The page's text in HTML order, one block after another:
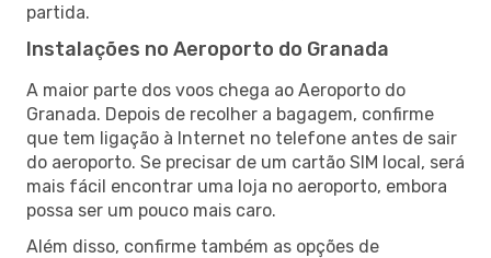
partida.
Instalações no Aeroporto do Granada
A maior parte dos voos chega ao Aeroporto do
Granada. Depois de recolher a bagagem, confirme
que tem ligação à Internet no telefone antes de sair
do aeroporto. Se precisar de um cartão SIM local, será
mais fácil encontrar uma loja no aeroporto, embora
possa ser um pouco mais caro.
Além disso, confirme também as opções de